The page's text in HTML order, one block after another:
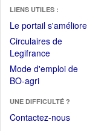
LIENS UTILES :
Le portail s'améliore(Fichier
Circulaires de
Legifrance(Ouvrir
dans
une
fenêtre)
Mode d'emploi de
BO-agri(Ouvrir
une
nouvelle
UNE DIFFICULTÉ ?
Contactez-nous